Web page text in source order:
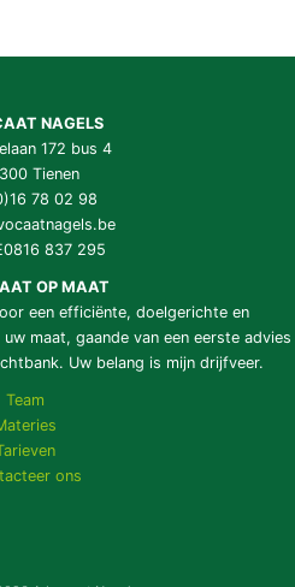
NAGELS
172 bus 4
Tienen
78 02 98
837 295
OP MAAT
een efficiënte, doelgerichte en
maat, gaande van een eerste advies
Uw belang is mijn drijfveer.
Team
ons